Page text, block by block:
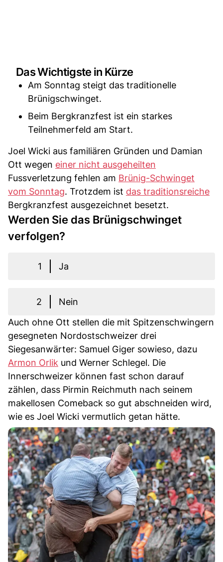
Das Wichtigste in Kürze
Am Sonntag steigt das traditionelle
Brünigschwinget.
Beim Bergkranzfest ist ein starkes
Teilnehmerfeld am Start.
Joel Wicki aus familiären Gründen und Damian
Ott wegen einer nicht ausgeheilten
Fussverletzung fehlen am Brünig-Schwinget
vom Sonntag. Trotzdem ist das traditionsreiche
Bergkranzfest ausgezeichnet besetzt.
Werden Sie das Brünigschwinget
verfolgen?
1 Ja
2
Nein
Auch ohne Ott stellen die mit Spitzenschwingern
gesegneten Nordostschweizer drei
Siegesanwärter: Samuel Giger sowieso, dazu
Armon Orlik und Werner Schlegel. Die
Innerschweizer können fast schon darauf
zählen, dass Pirmin Reichmuth nach seinem
makellosen Comeback so gut abschneiden wird,
wie es Joel Wicki vermutlich getan hätte.